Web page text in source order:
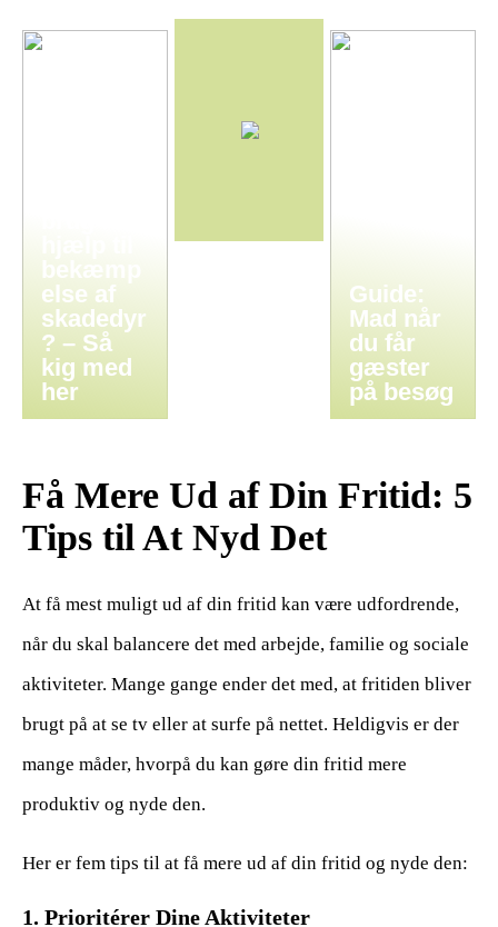
bekæmp
else af
skadedyr
? – Så
kig med
her
Guide:
Mad når
du får
gæster
på besøg
Få Mere Ud af Din Fritid: 5
Tips til At Nyd Det
At få mest muligt ud af din fritid kan være udfordrende,
når du skal balancere det med arbejde, familie og sociale
aktiviteter. Mange gange ender det med, at fritiden bliver
brugt på at se tv eller at surfe på nettet. Heldigvis er der
mange måder, hvorpå du kan gøre din fritid mere
produktiv og nyde den.
Her er fem tips til at få mere ud af din fritid og nyde den:
1. Prioritérer Dine Aktiviteter